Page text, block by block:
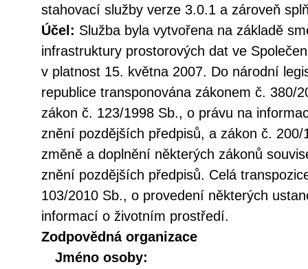
stahovací služby verze 3.0.1 a zároveň
Účel: Služba byla vytvořena na základě
infrastruktury prostorových dat ve
v platnost 15. května 2007. Do národní
republice transponována zákonem č. 380/
zákon č. 123/1998 Sb., o právu na
znění pozdějších předpisů, a zákon č.
změně a doplnění některých zákonů
znění pozdějších předpisů. Celá
103/2010 Sb., o provedení některých
informací o životním prostředí.
Zodpovědná organizace
Jméno osoby: